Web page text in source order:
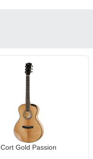
Cort Gold Passion